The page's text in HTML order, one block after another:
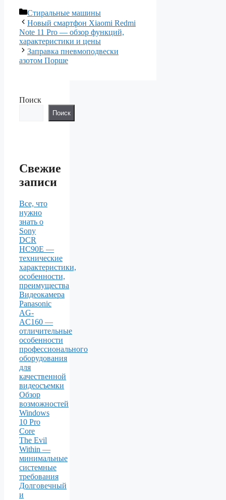
Рубрики
Стиральные машины
Новый смартфон Xiaomi Redmi
Note 11 Pro — обзор функций,
характеристики и цены
Заправка пневмоподвески
азотом Порше
Поиск
Поиск
Свежие
записи
Все, что
нужно
знать о
Sony
DCR
HC90E —
технические
характеристики,
особенности,
преимущества
Видеокамера
Panasonic
AG-
AC160 —
отличительные
особенности
профессионального
оборудования
для
качественной
видеосъемки
Обзор
возможностей
Windows
10 Pro
Core
The Evil
Within —
минимальные
системные
требования
Долговечный
и